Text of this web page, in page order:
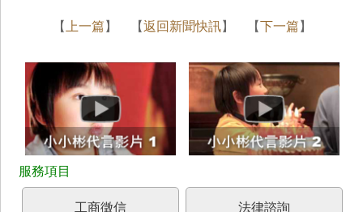
【 上一篇 】 【返回新聞快訊】 【下一篇 】
工商徵信 法律諮詢